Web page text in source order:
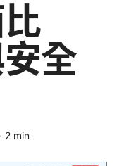
全
· 2 min